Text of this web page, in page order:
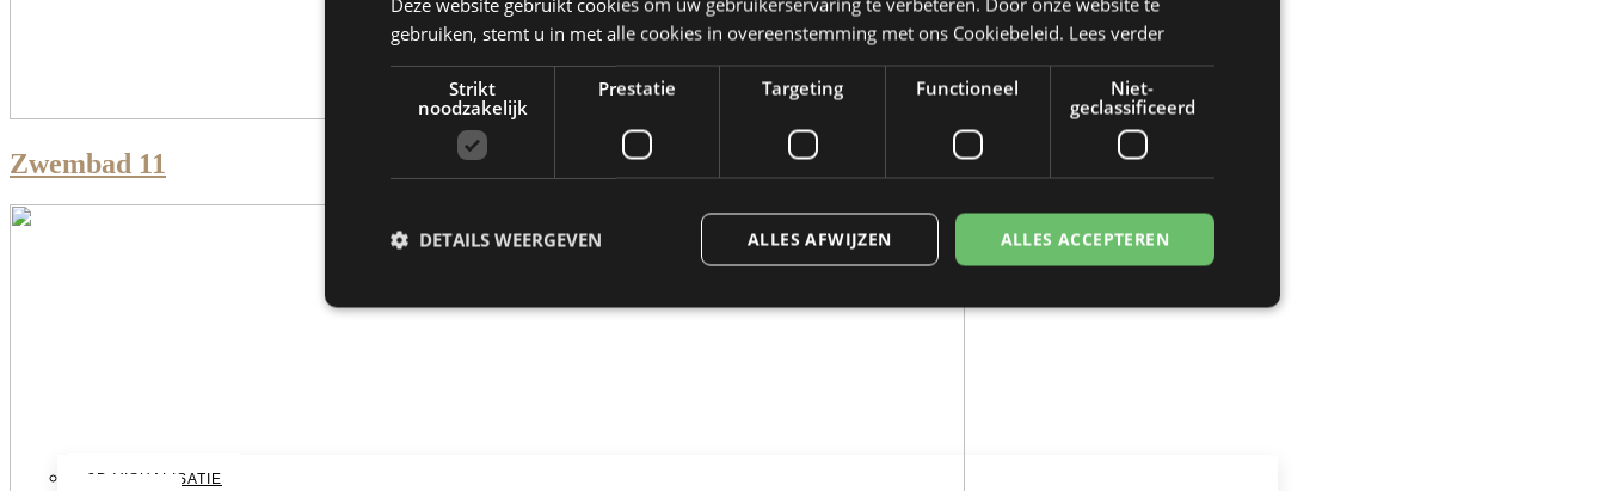
3D VISUALISATIE
Zwembad 11
gebruiken, stemt u in met alle cookies in overeenstemming met ons Cookiebeleid. Lees verder
Strikt
noodzakelijk
Prestatie Targeting Functioneel
Niet-
geclassificeerd
ALLES ACCEPTEREN
ALLES AFWIJZEN
DETAILS WEERGEVEN